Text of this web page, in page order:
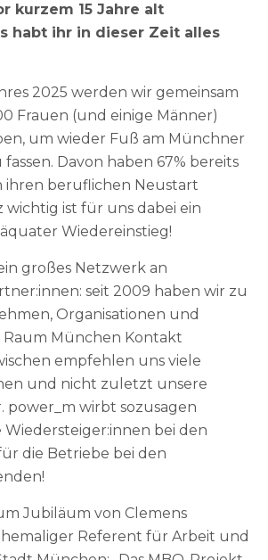
kurzem 15 Jahre alt
habt ihr in dieser Zeit alles
2025 werden wir gemeinsam
Frauen (und einige Männer)
um wieder Fuß am Münchner
Davon haben 67% bereits
ihren beruflichen Neustart
wichtig ist für uns dabei ein
Wiedereinstieg!
großes Netzwerk an
seit 2009 haben wir zu
Organisationen und
München Kontakt
empfehlen uns viele
und nicht zuletzt unsere
power_m wirbt sozusagen
bei den
die Betriebe bei den
Jubiläum von Clemens
Referent für Arbeit und